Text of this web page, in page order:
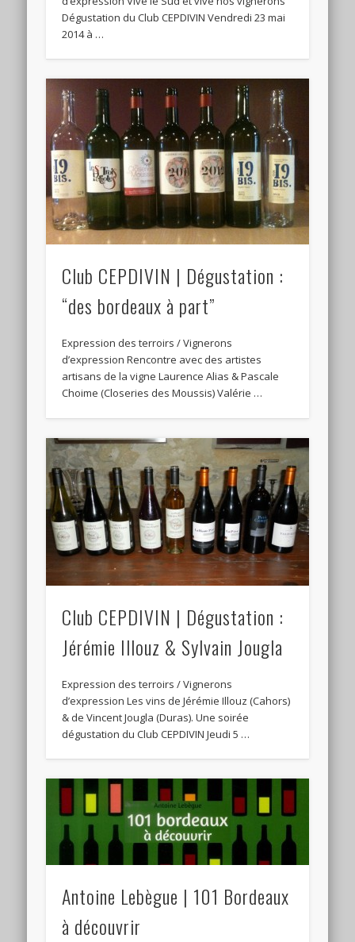
Dégustation du Club CEPDIVIN Vendredi 23 mai
2014 à …
Club CEPDIVIN | Dégustation :
“des bordeaux à part”
Expression des terroirs / Vignerons
d’expression Rencontre avec des artistes
artisans de la vigne Laurence Alias & Pascale
Choime (Closeries des Moussis) Valérie …
Club CEPDIVIN | Dégustation :
Jérémie Illouz & Sylvain Jougla
Expression des terroirs / Vignerons
d’expression Les vins de Jérémie Illouz (Cahors)
& de Vincent Jougla (Duras). Une soirée
dégustation du Club CEPDIVIN Jeudi 5 …
Antoine Lebègue | 101 Bordeaux
à découvrir